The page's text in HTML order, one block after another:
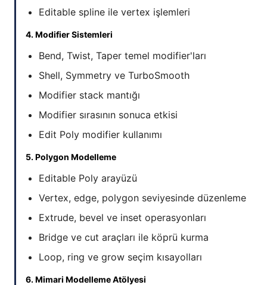
Editable spline ile vertex işlemleri
4. Modifier Sistemleri
Bend, Twist, Taper temel modifier'ları
Shell, Symmetry ve TurboSmooth
Modifier stack mantığı
Modifier sırasının sonuca etkisi
Edit Poly modifier kullanımı
5. Polygon Modelleme
Editable Poly arayüzü
Vertex, edge, polygon seviyesinde düzenleme
Extrude, bevel ve inset operasyonları
Bridge ve cut araçları ile köprü kurma
Loop, ring ve grow seçim kısayolları
6. Mimari Modelleme Atölyesi